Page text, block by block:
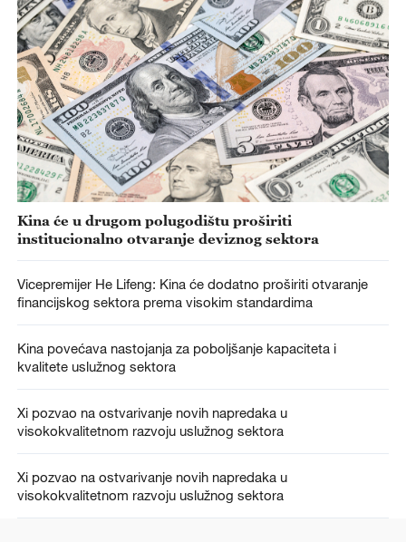
Kina će u drugom polugodištu proširiti
institucionalno otvaranje deviznog sektora
Vicepremijer He Lifeng: Kina će dodatno proširiti otvaranje
financijskog sektora prema visokim standardima
Kina povećava nastojanja za poboljšanje kapaciteta i
kvalitete uslužnog sektora
Xi pozvao na ostvarivanje novih napredaka u
visokokvalitetnom razvoju uslužnog sektora
Xi pozvao na ostvarivanje novih napredaka u
visokokvalitetnom razvoju uslužnog sektora